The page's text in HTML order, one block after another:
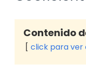
Contenido
click para ver